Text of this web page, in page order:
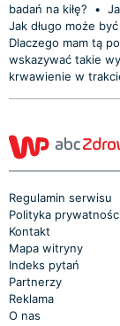
badań na kiłę?
•
Jak długo może
Dlaczego mam tą
wskazywać takie
krwawienie w
Regulamin serwisu
Polityka
Kontakt
Mapa witryny
Indeks pytań
Partnerzy
Reklama
O nas